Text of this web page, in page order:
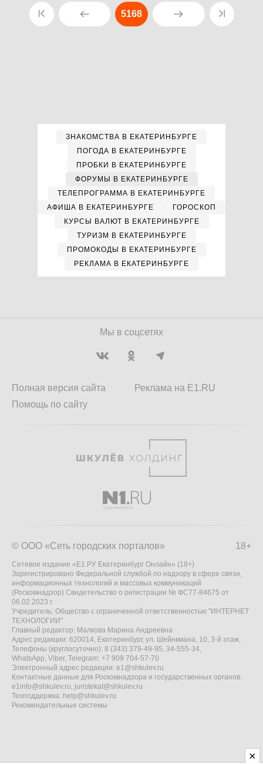
5168
ЗНАКОМСТВА В ЕКАТЕРИНБУРГЕ
ПОГОДА В ЕКАТЕРИНБУРГЕ
ПРОБКИ В ЕКАТЕРИНБУРГЕ
ФОРУМЫ В ЕКАТЕРИНБУРГЕ
ТЕЛЕПРОГРАММА В ЕКАТЕРИНБУРГЕ
АФИША В ЕКАТЕРИНБУРГЕ
ГОРОСКОП
КУРСЫ ВАЛЮТ В ЕКАТЕРИНБУРГЕ
ТУРИЗМ В ЕКАТЕРИНБУРГЕ
ПРОМОКОДЫ В ЕКАТЕРИНБУРГЕ
РЕКЛАМА В ЕКАТЕРИНБУРГЕ
Мы в соцсетях
Полная версия сайта
Помощь по сайту
Реклама на E1.RU
18+
© ООО «Сеть городских порталов»
Сетевое издание «Е1.РУ Екатеринбург Онлайн» (18+)
Зарегистрировано Федеральной службой по надзору в сфере связи,
информационных технологий и массовых коммуникаций
(Роскомнадзор) Свидетельство о регистрации № ФС77-84675 от
06.02.2023 г.
Учредитель: Общество с ограниченной ответственностью "ИНТЕРНЕТ
ТЕХНОЛОГИИ"
Главный редактор: Малкова Марина Андреевна
Адрес редакции: 620014, Екатеринбург, ул. Шейнкмана, 10, 3-й этаж,
Телефоны (круглосуточно): 8 (343) 379-49-95, 34-555-34,
WhatsApp, Viber, Telegram: +7 909 704-57-70
Электронный адрес редакции: e1@shkulev.ru
Контактные данные для Роскомнадзора и государственных органов:
e1info@shkulev.ru, juristekat@shkulev.ru
Техподдержка: help@shkulev.ru
Рекомендательные системы